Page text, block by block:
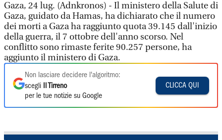
Gaza, 24 lug. (Adnkronos) - Il ministero della Salute di
Gaza, guidato da Hamas, ha dichiarato che il numero
dei morti a Gaza ha raggiunto quota 39.145 dall'inizio
della guerra, il 7 ottobre dell'anno scorso. Nel
conflitto sono rimaste ferite 90.257 persone, ha
aggiunto il ministero di Gaza.
Non lasciare decidere l'algoritmo:
scegli
Il Tirreno
per le tue notizie su Google
CLICCA QUI